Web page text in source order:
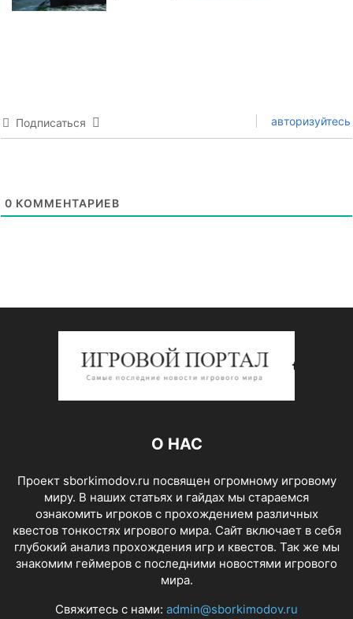
Подписаться авторизуйтесь
0 КОММЕНТАРИЕВ
О НАС
Проект sborkimodov.ru посвящен огромному игровому
миру. В наших статьях и гайдах мы стараемся
ознакомить игроков с прохождением различных
квестов тонкостях игрового мира. Сайт включает в себя
глубокий анализ прохождения игр и квестов. Так же мы
знакомим геймеров с последними новостями игрового
мира.
Свяжитесь с нами: admin@sborkimodov.ru